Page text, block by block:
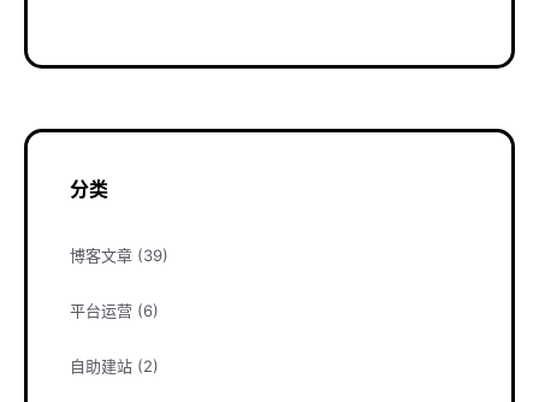
分类
博客文章 (39)
平台运营 (6)
自助建站 (2)